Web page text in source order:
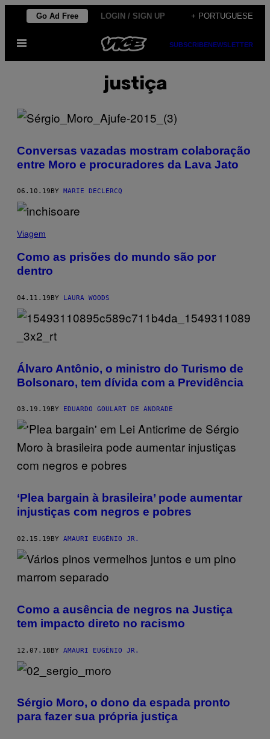
Skip
content
Go Ad Free LOGIN / SIGN UP + PORTUGUESE
Open
SUBSCRIBENEWSLETTER
justiça
Conversas vazadas mostram colaboração
entre Moro e procuradores da Lava Jato
06.10.19 BY MARIE DECLERCQ
Viagem
Como as prisões do mundo são por
dentro
04.11.19BY LAURA WOODS
Álvaro Antônio, o ministro do Turismo de
Bolsonaro, tem dívida com a Previdência
03.19.19 BY EDUARDO GOULART DE ANDRADE
‘Plea bargain à brasileira’ pode aumentar
injustiças com negros e pobres
02.15.19BY AMAURI EUGÊNIO JR.
Como a ausência de negros na Justiça
tem impacto direto no racismo
12.07.18BY AMAURI EUGÊNIO JR.
Sérgio Moro, o dono da espada pronto
para fazer sua própria justiça